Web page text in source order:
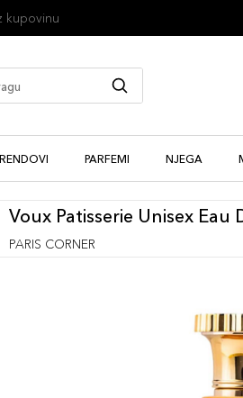
kupovinu
PARFEMI NJEGA
Voux Patisserie Unisex Eau
PARIS CORNER